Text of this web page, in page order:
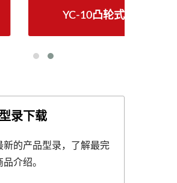
YC-10凸轮式滚丝机
录下载
新的产品型录，了解最完
介绍。